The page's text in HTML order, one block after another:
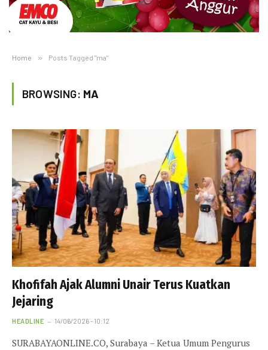
Home » Posts Tagged "ma"
BROWSING: MA
Khofifah Ajak Alumni Unair Terus Kuatkan
Jejaring
HEADLINE 14/06/2026 - 10:12
SURABAYAONLINE.CO, Surabaya – Ketua Umum Pengurus